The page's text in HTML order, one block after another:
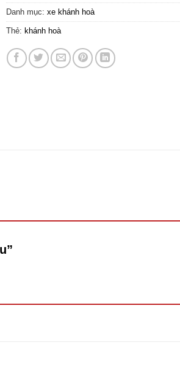
Danh mục: xe khánh hoà
Thẻ: khánh hoà